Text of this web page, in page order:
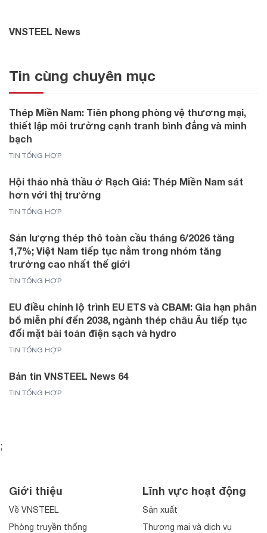
VNSTEEL News
Tin cùng chuyên mục
Thép Miền Nam: Tiên phong phòng vệ thương mại,
thiết lập môi trường cạnh tranh bình đẳng và minh
bạch
TIN TỔNG HỢP
Hội thảo nhà thầu ở Rạch Giá: Thép Miền Nam sát
hơn với thị trường
TIN TỔNG HỢP
Sản lượng thép thô toàn cầu tháng 6/2026 tăng
1,7%; Việt Nam tiếp tục nằm trong nhóm tăng
trưởng cao nhất thế giới
TIN TỔNG HỢP
EU điều chỉnh lộ trình EU ETS và CBAM: Gia hạn phân
bổ miễn phí đến 2038, ngành thép châu Âu tiếp tục
đối mặt bài toán điện sạch và hydro
TIN TỔNG HỢP
Bản tin VNSTEEL News 64
TIN TỔNG HỢP
;
Giới thiệu
Về VNSTEEL
Phòng truyền thống
Lĩnh vực hoạt động
Sản xuất
Thương mại và dịch vụ